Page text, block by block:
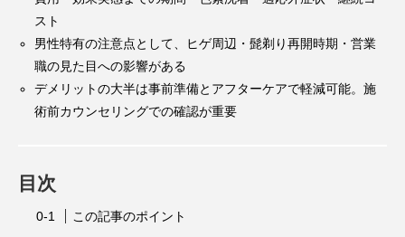
スト
男性特有の注意点として、ヒゲ周辺・髭剃り再開時期・営業
職の見た目への影響がある
デメリットの大半は事前準備とアフターケアで軽減可能。施
術前カウンセリングでの確認が重要
目次
この記事のポイント